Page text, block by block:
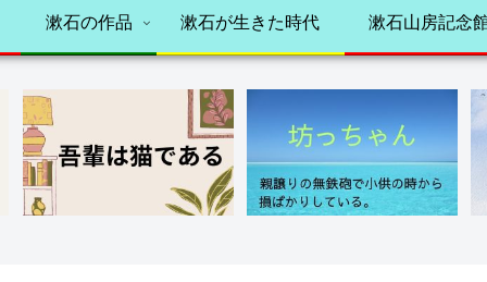
漱石の作品 漱石が生きた時代 漱石山房記念